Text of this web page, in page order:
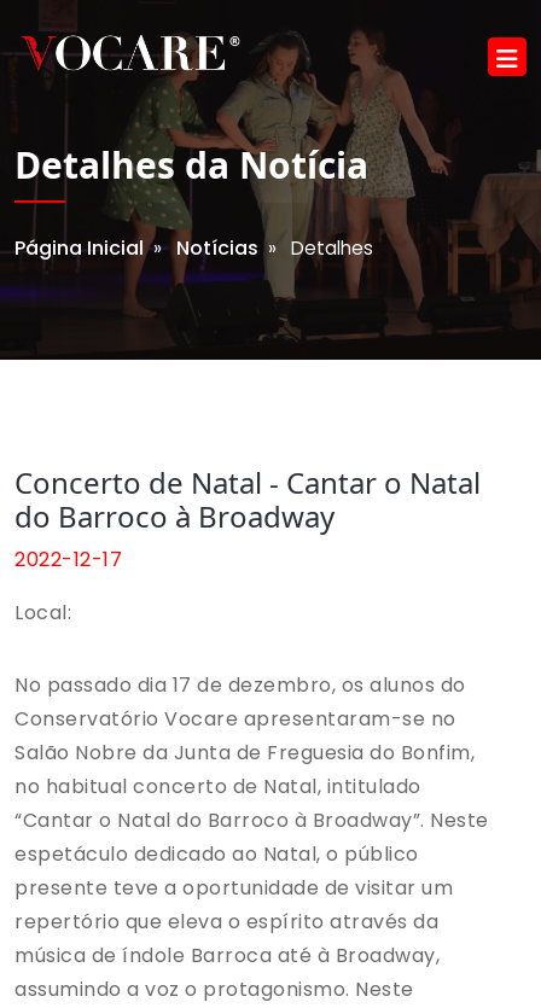
Detalhes da Notícia
Página Inicial» Notícias » Detalhes
Concerto de Natal - Cantar o Natal
do Barroco à Broadway
2022-12-17
Local:
No passado dia 17 de dezembro, os alunos do
Conservatório Vocare apresentaram-se no
Salão Nobre da Junta de Freguesia do Bonfim,
no habitual concerto de Natal, intitulado
“Cantar o Natal do Barroco à Broadway”. Neste
espetáculo dedicado ao Natal, o público
presente teve a oportunidade de visitar um
repertório que eleva o espírito através da
música de índole Barroca até à Broadway,
assumindo a voz o protagonismo. Neste